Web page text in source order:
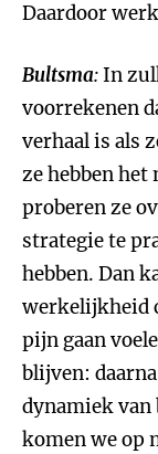
Daardoor
Bultsma:In
voorrekenen
verhaal is als
ze hebben het
proberen ze
strategie te
hebben. Dan
werkelijkheid
pijn gaan
blijven:
dynamiek van
komen we op